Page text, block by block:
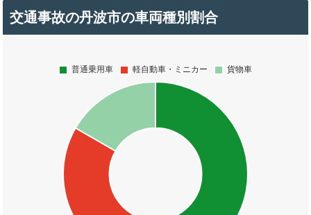
交通事故の丹波市の車両種別割合